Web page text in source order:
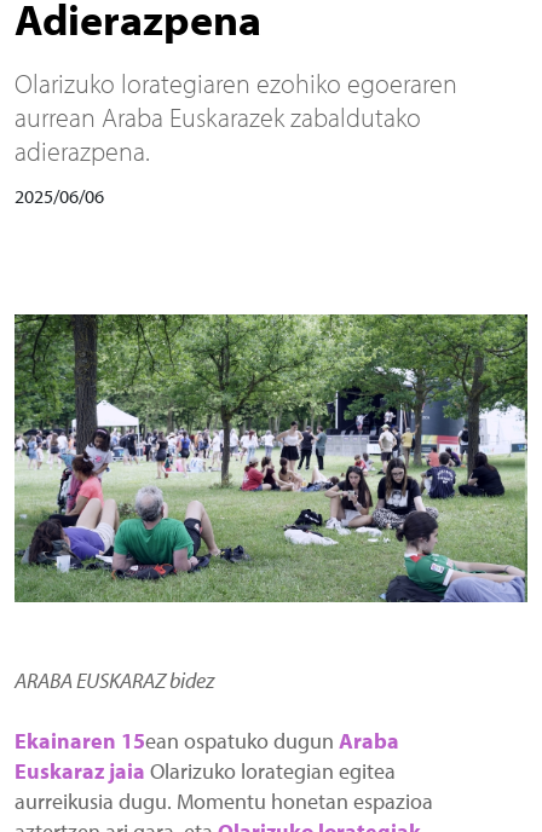
Adierazpena
Olarizuko lorategiaren ezohiko egoeraren
aurrean Araba Euskarazek zabaldutako
adierazpena.
2025/06/06
Irudia
ARABA EUSKARAZ bidez
Ekainaren 15ean ospatuko dugun Araba
Euskaraz jaia Olarizuko lorategian egitea
aurreikusia dugu. Momentu honetan espazioa